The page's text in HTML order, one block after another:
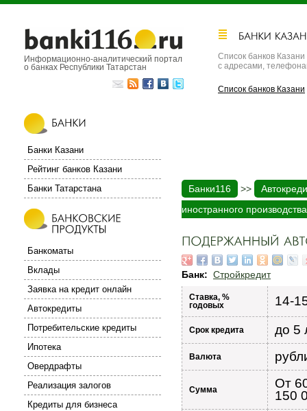
Банки116 >>
иностранного производства
Банк: Стройкредит
Ставка, %
годовых
14-
Срок кредита до 5
Валюта
Сумма
От
150
Информационно-аналитический портал
о банках Республики Татарстан
Список банков Казани
с адресами,
Список банков Казани
Банки Казани
Рейтинг банков Казани
Банки Татарстана
Банкоматы
Вклады
Заявка на кредит онлайн
Автокредиты
Потребительские кредиты
Ипотека
Овердрафты
Реализация залогов
Кредиты для бизнеса